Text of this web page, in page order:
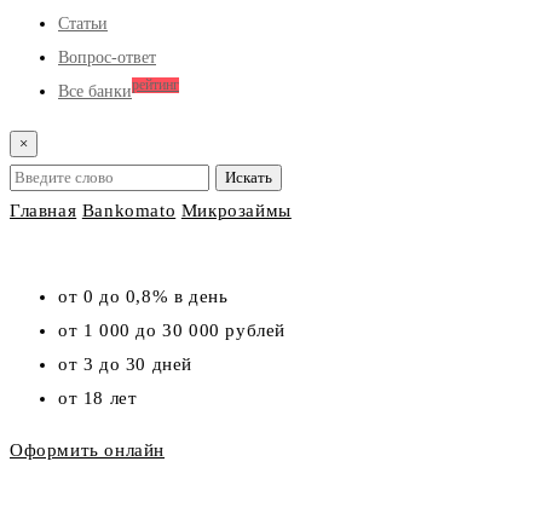
Статьи
Вопрос-ответ
Все банкирейтинг
×
Главная Bankomato Микрозаймы
от 0 до 0,8% в день
от 1 000 до 30 000 рублей
от 3 до 30 дней
от 18 лет
Оформить онлайн